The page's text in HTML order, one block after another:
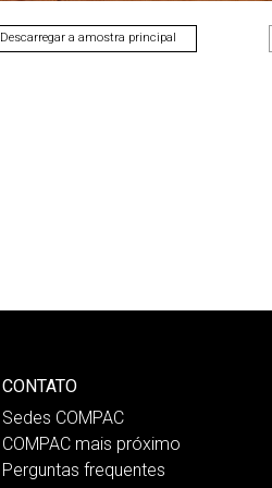
Descarregar a amostra principal
CONTATO
Sedes COMPAC
COMPAC mais próximo
Perguntas frequentes